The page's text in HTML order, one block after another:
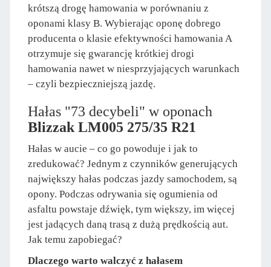
krótszą drogę hamowania w porównaniu z
oponami klasy B. Wybierając oponę dobrego
producenta o klasie efektywności hamowania A
otrzymuje się gwarancję krótkiej drogi
hamowania nawet w niesprzyjających warunkach
– czyli bezpieczniejszą jazdę.
Hałas "73 decybeli" w oponach
Blizzak LM005 275/35 R21
Hałas w aucie – co go powoduje i jak to
zredukować? Jednym z czynników generujących
największy hałas podczas jazdy samochodem, są
opony. Podczas odrywania się ogumienia od
asfaltu powstaje dźwięk, tym większy, im więcej
jest jadących daną trasą z dużą prędkością aut.
Jak temu zapobiegać?
Dlaczego warto walczyć z hałasem